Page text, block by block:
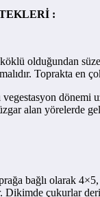
:
olduğundan
Toprakta
dönemi
alan yörelerde
bağlı olarak
Dikimde çukurlar